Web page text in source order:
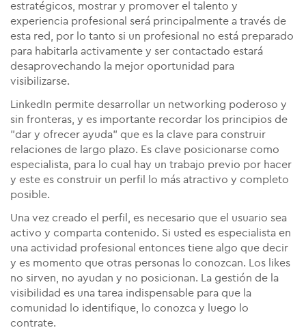
estratégicos, mostrar y promover el talento y
experiencia profesional será principalmente a través de
esta red, por lo tanto si un profesional no está preparado
para habitarla activamente y ser contactado estará
desaprovechando la mejor oportunidad para
visibilizarse.
LinkedIn permite desarrollar un networking poderoso y
sin fronteras, y es importante recordar los principios de
"dar y ofrecer ayuda" que es la clave para construir
relaciones de largo plazo. Es clave posicionarse como
especialista, para lo cual hay un trabajo previo por hacer
y este es construir un perfil lo más atractivo y completo
posible.
Una vez creado el perfil, es necesario que el usuario sea
activo y comparta contenido. Si usted es especialista en
una actividad profesional entonces tiene algo que decir
y es momento que otras personas lo conozcan. Los likes
no sirven, no ayudan y no posicionan. La gestión de la
visibilidad es una tarea indispensable para que la
comunidad lo identifique, lo conozca y luego lo
contrate.